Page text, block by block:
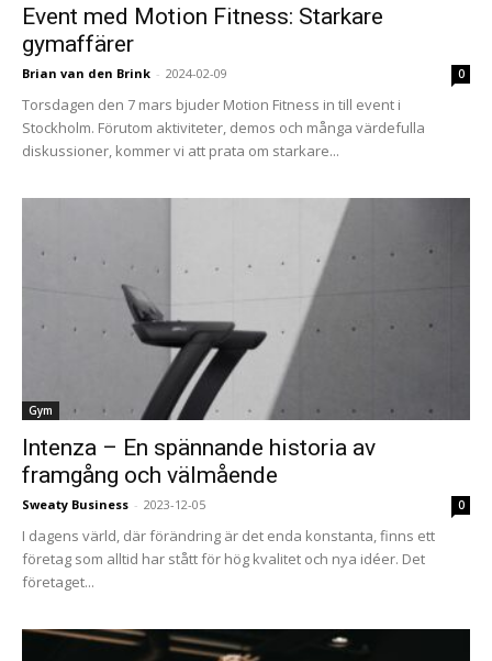
Event med Motion Fitness: Starkare
gymaffärer
Brian van den Brink - 2024-02-09 0
Torsdagen den 7 mars bjuder Motion Fitness in till event i
Stockholm. Förutom aktiviteter, demos och många värdefulla
diskussioner, kommer vi att prata om starkare...
Gym
Intenza – En spännande historia av
framgång och välmående
Sweaty Business - 2023-12-05 0
I dagens värld, där förändring är det enda konstanta, finns ett
företag som alltid har stått för hög kvalitet och nya idéer. Det
företaget...